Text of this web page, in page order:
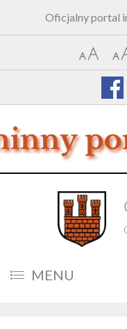
Oficjalny portal
MENU